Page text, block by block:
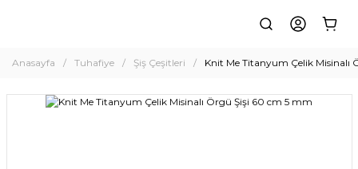
Anasayfa Tuhafiye Şiş Çeşitleri Knit Me Titanyum Çelik Misinalı